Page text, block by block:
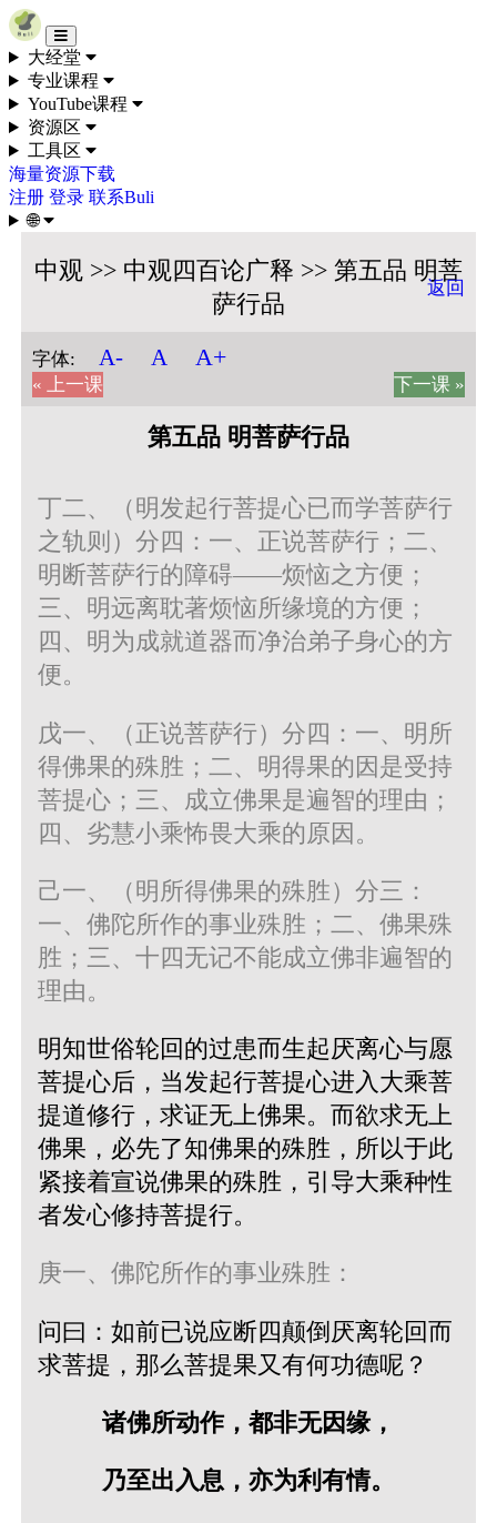
Skip to content
大经堂
专业课程
YouTube课程
资源区
工具区
海量资源下载
注册 登录 联系Buli
🌐
中观 >> 中观四百论广释 >> 第五品 明菩
萨行品
返回
字体: A- A A+
« 上一课 下一课 »
第五品 明菩萨行品
丁二、（明发起行菩提心已而学菩萨行
之轨则）分四：一、正说菩萨行；二、
明断菩萨行的障碍——烦恼之方便；
三、明远离耽著烦恼所缘境的方便；
四、明为成就道器而净治弟子身心的方
便。
戊一、（正说菩萨行）分四：一、明所
得佛果的殊胜；二、明得果的因是受持
菩提心；三、成立佛果是遍智的理由；
四、劣慧小乘怖畏大乘的原因。
己一、（明所得佛果的殊胜）分三：
一、佛陀所作的事业殊胜；二、佛果殊
胜；三、十四无记不能成立佛非遍智的
理由。
明知世俗轮回的过患而生起厌离心与愿
菩提心后，当发起行菩提心进入大乘菩
提道修行，求证无上佛果。而欲求无上
佛果，必先了知佛果的殊胜，所以于此
紧接着宣说佛果的殊胜，引导大乘种性
者发心修持菩提行。
庚一、佛陀所作的事业殊胜：
问曰：如前已说应断四颠倒厌离轮回而
求菩提，那么菩提果又有何功德呢？
诸佛所动作，都非无因缘，
乃至出入息，亦为利有情。